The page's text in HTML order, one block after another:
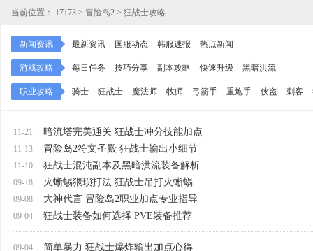
当前位置： 17173 > 冒险岛2 > 狂战士攻略
新闻资讯 最新资讯 国服动态 韩服速报 热点新闻
游戏攻略 每日任务 技巧分享 副本攻略 快速升级 黑暗洪流
职业攻略 骑士 狂战士 魔法师 牧师 弓箭手 重炮手 侠盗 刺客
11-21 暗流塔完美通关 狂战士冲分技能加点
11-13 冒险岛2符文圣殿 狂战士输出小细节
11-10 狂战士混沌副本及黑暗洪流装备解析
09-18 火蜥蜴猥琐打法 狂战士吊打火蜥蜴
09-08 大神代言 冒险岛2职业加点专业指导
09-04 狂战士装备如何选择 PVE装备推荐
09-04 简单暴力 狂战士爆炸输出加点心得